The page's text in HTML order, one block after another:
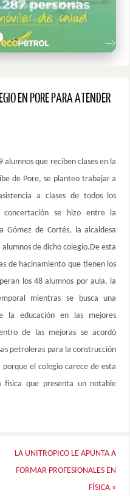
EN PORE PARA ATENDER
que reciben clases en la
de Pore, se planteo trabajar a
a clases de todos los
se hizo entre la
Gómez de Cortés, la alcaldesa
de dicho colegio.De esta
de hacinamiento que tienen los
los 48 alumnos por aula, la
mientras se busca una
la educación en las mejores
de las mejoras se acordó
petroleras para la construcción
el colegio carece de esta
que presenta un notable
LA UNITROPICO LE APUNTA A
FORMAR PROFESIONALES EN
FÍSICA »